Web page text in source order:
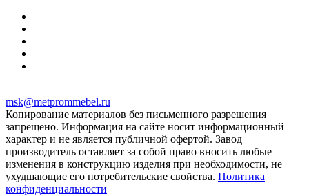
msk@metprommebel.ru
Копирование материалов без письменного разрешения
запрещено. Информация на сайте носит информационный
характер и не является публичной офертой. Завод
производитель оставляет за собой право вносить любые
изменения в конструкцию изделия при необходимости, не
ухудшающие его потребительские свойства. Политика
конфиденциальности